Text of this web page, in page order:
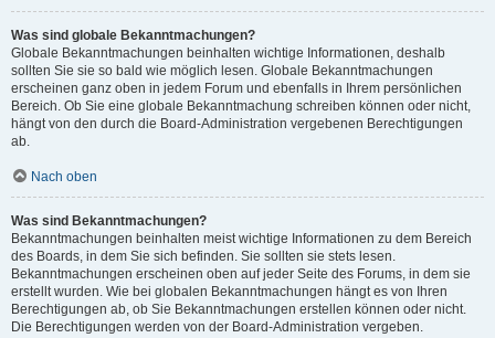
Was sind globale Bekanntmachungen?
Globale Bekanntmachungen beinhalten wichtige Informationen, deshalb
sollten Sie sie so bald wie möglich lesen. Globale Bekanntmachungen
erscheinen ganz oben in jedem Forum und ebenfalls in Ihrem persönlichen
Bereich. Ob Sie eine globale Bekanntmachung schreiben können oder nicht,
hängt von den durch die Board-Administration vergebenen Berechtigungen
ab.
Nach oben
Was sind Bekanntmachungen?
Bekanntmachungen beinhalten meist wichtige Informationen zu dem Bereich
des Boards, in dem Sie sich befinden. Sie sollten sie stets lesen.
Bekanntmachungen erscheinen oben auf jeder Seite des Forums, in dem sie
erstellt wurden. Wie bei globalen Bekanntmachungen hängt es von Ihren
Berechtigungen ab, ob Sie Bekanntmachungen erstellen können oder nicht.
Die Berechtigungen werden von der Board-Administration vergeben.